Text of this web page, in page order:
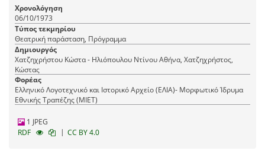
Χρονολόγηση
06/10/1973
Τύπος τεκμηρίου
Θεατρική παράσταση, Πρόγραμμα
Δημιουργός
Χατζηχρήστου Κώστα - Ηλιόπουλου Ντίνου Αθήνα, Χατζηχρήστος,
Κώστας
Φορέας
Ελληνικό Λογοτεχνικό και Ιστορικό Αρχείο (ΕΛΙΑ)- Μορφωτικό Ίδρυμα
Εθνικής Τραπέζης (ΜΙΕΤ)
1 JPEG
RDF
| CC BY 4.0